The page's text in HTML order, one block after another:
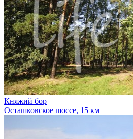
Княжий бор
Осташковское шоссе, 15 км